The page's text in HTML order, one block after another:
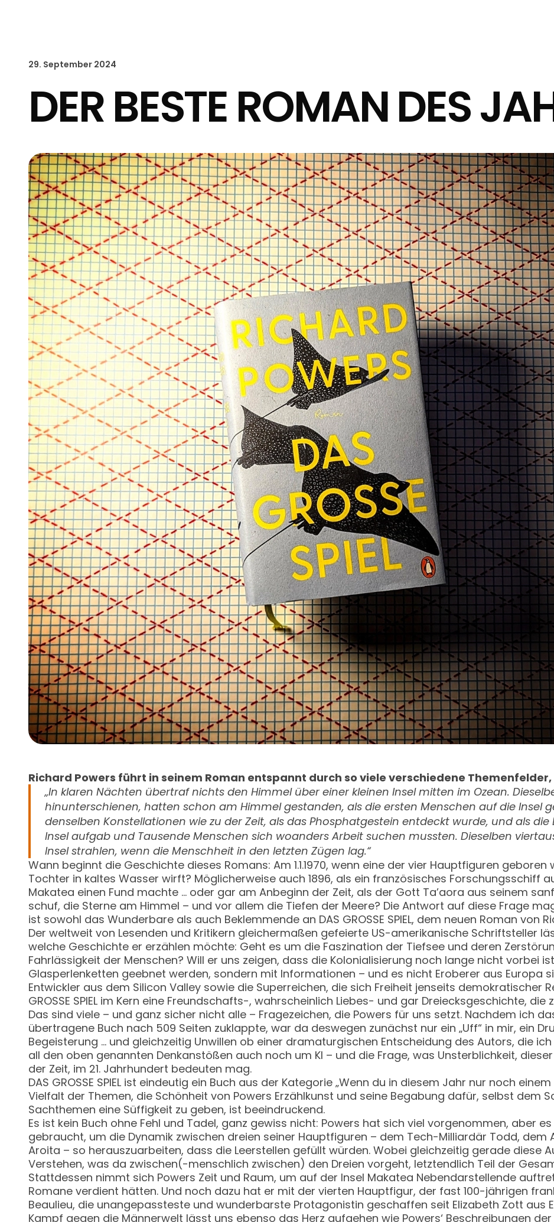
29. September 2024
DER BESTE ROMAN DES
Richard Powers führt in seinem Roman entspannt durch so viele verschiedene
„In klaren Nächten übertraf nichts den Himmel über einer kleinen Insel mitten im Ozean.
hinunterschienen, hatten schon am Himmel gestanden, als die ersten Menschen auf die Insel
denselben Konstellationen wie zu der Zeit, als das Phosphatgestein entdeckt wurde, und als
Insel aufgab und Tausende Menschen sich woanders Arbeit suchen mussten. Dieselben
Insel strahlen, wenn die Menschheit in den letzten Zügen lag.“
Wann beginnt die Geschichte dieses Romans: Am 1.1.1970, wenn eine der vier Hauptfiguren geboren
Tochter in kaltes Wasser wirft? Möglicherweise auch 1896, als ein französisches Forschungsschiff
Makatea einen Fund machte … oder gar am Anbeginn der Zeit, als der Gott Ta’aora aus seinem
schuf, die Sterne am Himmel – und vor allem die Tiefen der Meere? Die Antwort auf diese Frage
ist sowohl das Wunderbare als auch Beklemmende an DAS GROSSE SPIEL, dem neuen Roman von
Der weltweit von Lesenden und Kritikern gleichermaßen gefeierte US-amerikanische Schriftsteller
welche Geschichte er erzählen möchte: Geht es um die Faszination der Tiefsee und deren
Fahrlässigkeit der Menschen? Will er uns zeigen, dass die Kolonialisierung noch lange nicht vorbei
Glasperlenketten geebnet werden, sondern mit Informationen – und es nicht Eroberer aus Europa
Entwickler aus dem Silicon Valley sowie die Superreichen, die sich Freiheit jenseits demokratischer
GROSSE SPIEL im Kern eine Freundschafts-, wahrscheinlich Liebes- und gar Dreiecksgeschichte,
Das sind viele – und ganz sicher nicht alle – Fragezeichen, die Powers für uns setzt. Nachdem ich
übertragene Buch nach 509 Seiten zuklappte, war da deswegen zunächst nur ein „Uff“ in mir, ein
Begeisterung … und gleichzeitig Unwillen ob einer dramaturgischen Entscheidung des Autors, die
all den oben genannten Denkanstößen auch noch um KI – und die Frage, was Unsterblichkeit,
der Zeit, im 21. Jahrhundert bedeuten mag.
DAS GROSSE SPIEL ist eindeutig ein Buch aus der Kategorie „Wenn du in diesem Jahr nur noch
Vielfalt der Themen, die Schönheit von Powers Erzählkunst und seine Begabung dafür, selbst dem
Sachthemen eine Süffigkeit zu geben, ist beeindruckend.
Es ist kein Buch ohne Fehl und Tadel, ganz gewiss nicht: Powers hat sich viel vorgenommen, aber
gebraucht, um die Dynamik zwischen dreien seiner Hauptfiguren – dem Tech-Milliardär Todd, dem
Aroita – so herauszuarbeiten, dass die Leerstellen gefüllt würden. Wobei gleichzeitig gerade diese
Verstehen, was da zwischen(-menschlich zwischen) den Dreien vorgeht, letztendlich Teil der
Stattdessen nimmt sich Powers Zeit und Raum, um auf der Insel Makatea Nebendarstellende
Romane verdient hätten. Und noch dazu hat er mit der vierten Hauptfigur, der fast 100-jährigen
Beaulieu, die unangepassteste und wunderbarste Protagonistin geschaffen seit Elizabeth Zott aus
Kampf gegen die Männerwelt lässt uns ebenso das Herz aufgehen wie Powers‘ Beschreibungen